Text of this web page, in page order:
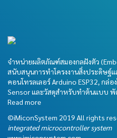
จำหน่ายผลิตภัณฑ์สมองกลฝังตัว
สนับสนุนการทำโครงงานสิ่งประดิษฐ์แ
คอนโทรลเลอร์ Arduino ESP32, กล่
Sensor และวัสดุสำหรับทำต้นแบบ พั
Read more
©iMiconSystem 2019 All rights
integrated microcontroller system